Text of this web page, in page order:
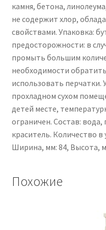
камня, бетона,
не содержит хлор,
свойствами. Упаковка:
предосторожности: в
промыть большим
необходимости
использовать перчатки.
прохладном сухом
детей месте,
ограничен. Состав:
краситель. Количество в
Ширина, мм: 84, Высота,
Похожие